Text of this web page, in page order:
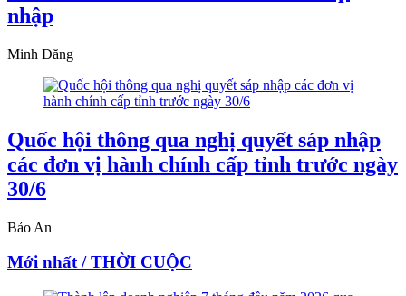
nhập
Minh Đăng
Quốc hội thông qua nghị quyết sáp nhập
các đơn vị hành chính cấp tỉnh trước ngày
30/6
Bảo An
Mới nhất / THỜI CUỘC